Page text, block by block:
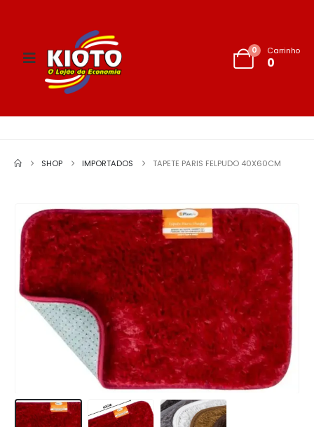
0 Carrinho
0
SHOP IMPORTADOS TAPETE PARIS FELPUDO 40X60CM